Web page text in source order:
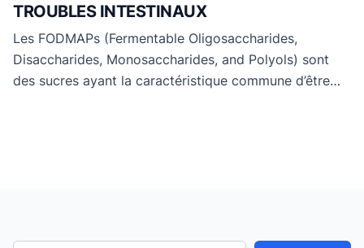
TROUBLES INTESTINAUX
Les FODMAPs (Fermentable Oligosaccharides,
Disaccharides, Monosaccharides, and Polyols) sont
des sucres ayant la caractéristique commune d’être